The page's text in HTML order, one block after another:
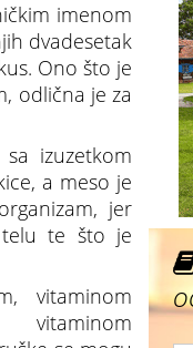
imenom
dvadesetak
Ono što je
odlična je za
izuzetkom
a meso je
jer
telu te što je
vitaminom